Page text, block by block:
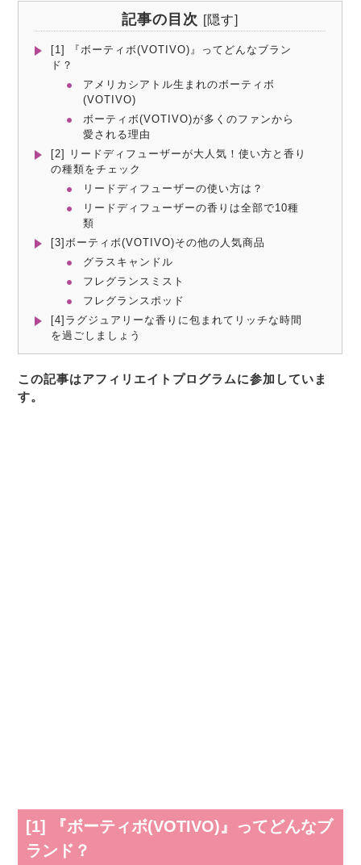
記事の目次 [隠す]
[1] 『ボーティボ(VOTIVO)』ってどんなブラン
ド？
アメリカシアトル生まれのボーティボ
(VOTIVO)
ボーティボ(VOTIVO)が多くのファンから
愛される理由
[2] リードディフューザーが大人気！使い方と香り
の種類をチェック
リードディフューザーの使い方は？
リードディフューザーの香りは全部で10種
類
[3]ボーティボ(VOTIVO)その他の人気商品
グラスキャンドル
フレグランスミスト
フレグランスポッド
[4]ラグジュアリーな香りに包まれてリッチな時間
を過ごしましょう
この記事はアフィリエイトプログラムに参加していま
す。
[1] 『ボーティボ(VOTIVO)』ってどんなブ
ランド？